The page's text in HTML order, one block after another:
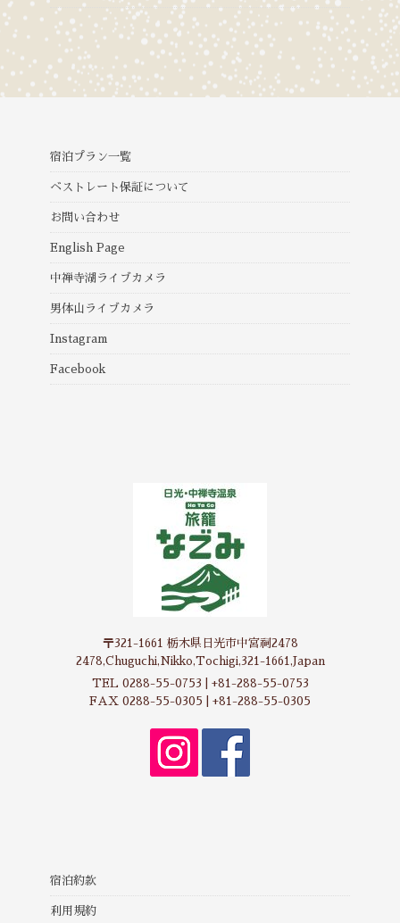
宿泊プラン一覧
ベストレート保証について
お問い合わせ
English Page
中禅寺湖ライブカメラ
男体山ライブカメラ
Instagram
Facebook
〒321-1661 栃木県日光市中宮祠2478
2478,Chuguchi,Nikko,Tochigi,321-1661,Japan
TEL 0288-55-0753 | +81-288-55-0753
FAX 0288-55-0305 | +81-288-55-0305
宿泊約款
利用規約